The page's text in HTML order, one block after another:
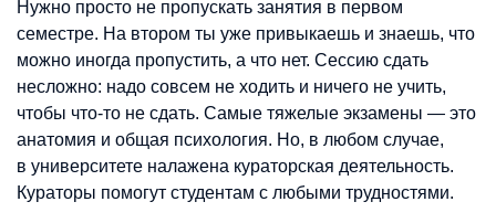
Нужно просто не пропускать занятия в первом
семестре. На втором ты уже привыкаешь и знаешь, что
можно иногда пропустить, а что нет. Сессию сдать
несложно: надо совсем не ходить и ничего не учить,
чтобы что-то не сдать. Самые тяжелые экзамены — это
анатомия и общая психология. Но, в любом случае,
в университете налажена кураторская деятельность.
Кураторы помогут студентам с любыми трудностями.